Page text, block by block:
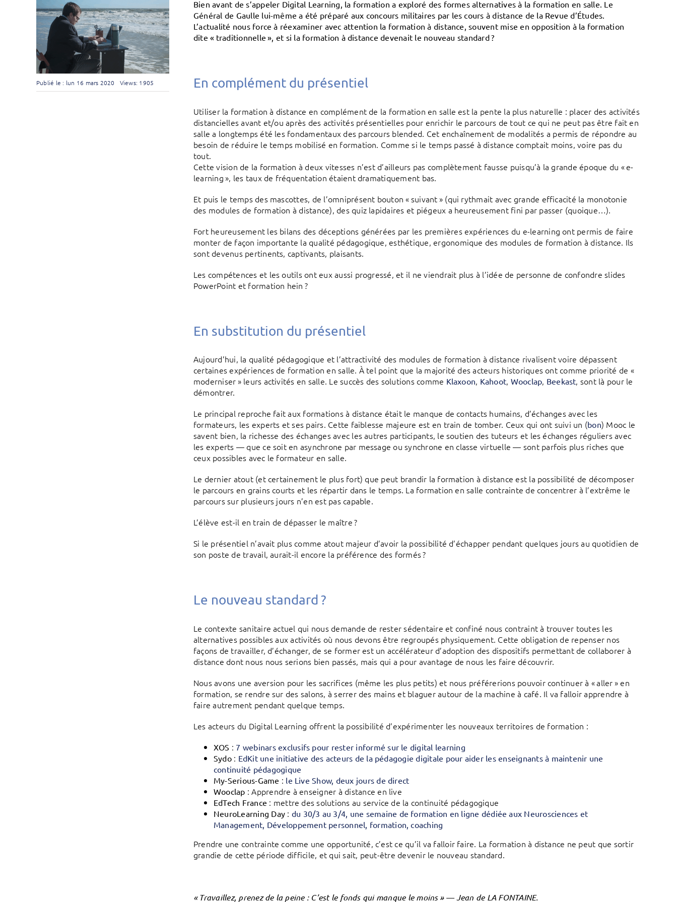
Publié le : lun 16 mars 2020 Views: 1905
Bien avant de s’appeler Digital Learning, la formation a exploré des formes alternatives à la formation en salle. Le
Général de Gaulle lui-même a été préparé aux concours militaires par les cours à distance de la Revue d’Études.
L’actualité nous force à réexaminer avec attention la formation à distance, souvent mise en opposition à la formation
dite « traditionnelle », et si la formation à distance devenait le nouveau standard ?
En complément du présentiel
Utiliser la formation à distance en complément de la formation en salle est la pente la plus naturelle : placer des activités
distancielles avant et/ou après des activités présentielles pour enrichir le parcours de tout ce qui ne peut pas être fait en
salle a longtemps été les fondamentaux des parcours blended. Cet enchaînement de modalités a permis de répondre au
besoin de réduire le temps mobilisé en formation. Comme si le temps passé à distance comptait moins, voire pas du
tout.
Cette vision de la formation à deux vitesses n’est d’ailleurs pas complètement fausse puisqu’à la grande époque du « e-
learning », les taux de fréquentation étaient dramatiquement bas.
Et puis le temps des mascottes, de l’omniprésent bouton « suivant » (qui rythmait avec grande efficacité la monotonie
des modules de formation à distance), des quiz lapidaires et piégeux a heureusement fini par passer (quoique…).
Fort heureusement les bilans des déceptions générées par les premières expériences du e-learning ont permis de faire
monter de façon importante la qualité pédagogique, esthétique, ergonomique des modules de formation à distance. Ils
sont devenus pertinents, captivants, plaisants.
Les compétences et les outils ont eux aussi progressé, et il ne viendrait plus à l’idée de personne de confondre slides
PowerPoint et formation hein ?
En substitution du présentiel
Aujourd’hui, la qualité pédagogique et l’attractivité des modules de formation à distance rivalisent voire dépassent
certaines expériences de formation en salle. À tel point que la majorité des acteurs historiques ont comme priorité de «
moderniser » leurs activités en salle. Le succès des solutions comme Klaxoon, Kahoot, Wooclap, Beekast, sont là pour le
démontrer.
Le principal reproche fait aux formations à distance était le manque de contacts humains, d’échanges avec les
formateurs, les experts et ses pairs. Cette faiblesse majeure est en train de tomber. Ceux qui ont suivi un (bon) Mooc le
savent bien, la richesse des échanges avec les autres participants, le soutien des tuteurs et les échanges réguliers avec
les experts — que ce soit en asynchrone par message ou synchrone en classe virtuelle — sont parfois plus riches que
ceux possibles avec le formateur en salle.
Le dernier atout (et certainement le plus fort) que peut brandir la formation à distance est la possibilité de décomposer
le parcours en grains courts et les répartir dans le temps. La formation en salle contrainte de concentrer à l’extrême le
parcours sur plusieurs jours n’en est pas capable.
L’élève est-il en train de dépasser le maître ?
Si le présentiel n’avait plus comme atout majeur d’avoir la possibilité d’échapper pendant quelques jours au quotidien de
son poste de travail, aurait-il encore la préférence des formés ?
Le nouveau standard ?
Le contexte sanitaire actuel qui nous demande de rester sédentaire et confiné nous contraint à trouver toutes les
alternatives possibles aux activités où nous devons être regroupés physiquement. Cette obligation de repenser nos
façons de travailler, d’échanger, de se former est un accélérateur d’adoption des dispositifs permettant de collaborer à
distance dont nous nous serions bien passés, mais qui a pour avantage de nous les faire découvrir.
Nous avons une aversion pour les sacrifices (même les plus petits) et nous préférerions pouvoir continuer à « aller » en
formation, se rendre sur des salons, à serrer des mains et blaguer autour de la machine à café. Il va falloir apprendre à
faire autrement pendant quelque temps.
Les acteurs du Digital Learning offrent la possibilité d’expérimenter les nouveaux territoires de formation :
XOS : 7 webinars exclusifs pour rester informé sur le digital learning
Sydo: EdKit une initiative des acteurs de la pédagogie digitale pour aider les enseignants à maintenir une
continuité pédagogique
My-Serious-Game : le Live Show, deux jours de direct
Wooclap : Apprendre à enseigner à distance en live
EdTech France : mettre des solutions au service de la continuité pédagogique
NeuroLearning Day : du 30/3 au 3/4, une semaine de formation en ligne dédiée aux Neurosciences et
Management, Développement personnel, formation, coaching
Prendre une contrainte comme une opportunité, c’est ce qu’il va falloir faire. La formation à distance ne peut que sortir
grandie de cette période difficile, et qui sait, peut-être devenir le nouveau standard.
« Travaillez, prenez de la peine : C’est le fonds qui manque le moins» — Jean de LA FONTAINE.